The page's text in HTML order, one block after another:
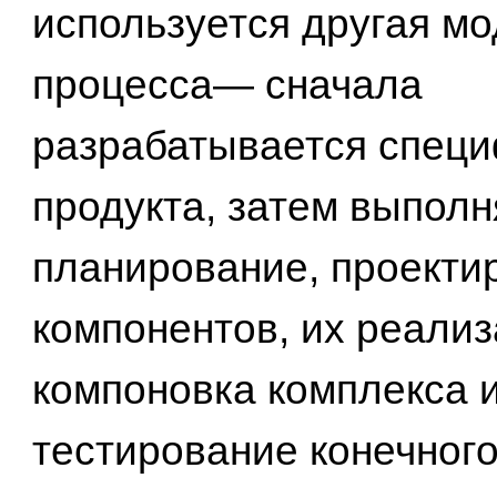
используется другая
процесса— сначала
разрабатывается
продукта, затем
планирование,
компонентов, их
компоновка комплекса
тестирование